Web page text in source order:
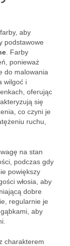
farby, aby
podstawowe
. Farby
ponieważ
do malowania
wilgoć i
oferując
się
co czyni je
ruchu,
na stan
podczas gdy
powiększy
włosia, aby
dobre
regularnie je
aby
charakterem